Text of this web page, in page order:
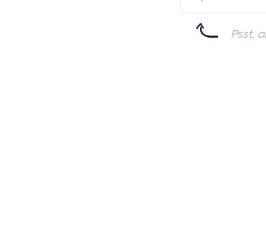
Psst,